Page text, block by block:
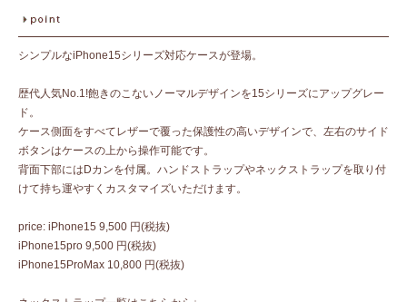
シンプルなiPhone15シリーズ対応ケースが登場。
歴代人気No.1!飽きのこないノーマルデザインを15シリーズにアップグレー
ド。
ケース側面をすべてレザーで覆った保護性の高いデザインで、左右のサイド
ボタンはケースの上から操作可能です。
背面下部にはDカンを付属。ハンドストラップやネックストラップを取り付
けて持ち運やすくカスタマイズいただけます。
price: iPhone15 9,500 円(税抜)
iPhone15pro 9,500 円(税抜)
iPhone15ProMax 10,800 円(税抜)